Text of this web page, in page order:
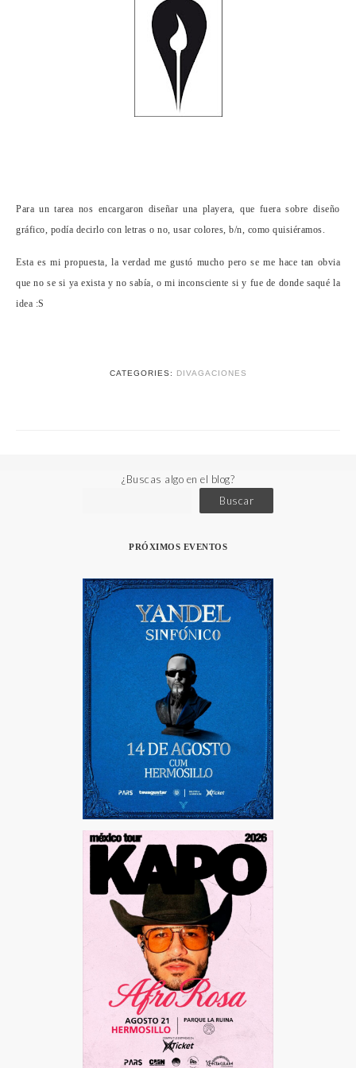
Para un tarea nos encargaron diseñar una playera, que fuera sobre diseño
gráfico, podía decirlo con letras o no, usar colores, b/n, como quisiéramos.
Esta es mi propuesta, la verdad me gustó mucho pero se me hace tan obvia
que no se si ya exista y no sabía, o mi inconsciente si y fue de donde saqué la
idea :S
CATEGORIES: DIVAGACIONES
¿Buscas algo en el blog?
Buscar
PRÓXIMOS EVENTOS